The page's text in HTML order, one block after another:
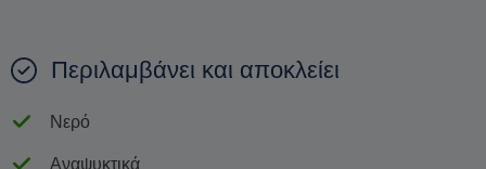
Περιλαμβάνει και αποκλείει
Νερό
Αναψυκτικά